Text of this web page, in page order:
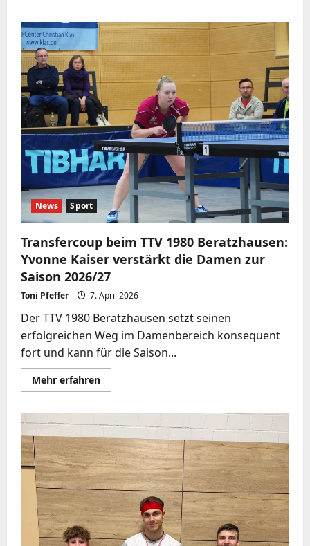
Damen
überzeugen
mit
perfektem
Saisonabschluss
in
München
News Sport
Transfercoup beim TTV 1980 Beratzhausen:
Yvonne Kaiser verstärkt die Damen zur
Saison 2026/27
Toni Pfeffer 7. April 2026
Der TTV 1980 Beratzhausen setzt seinen
erfolgreichen Weg im Damenbereich konsequent
fort und kann für die Saison...
Mehr erfahrenMehr
Informationen
TTV
1980
Beratzhausen:
Yvonne
Kaiser
verstärkt
die
Damen
zur
Saison
2026/27